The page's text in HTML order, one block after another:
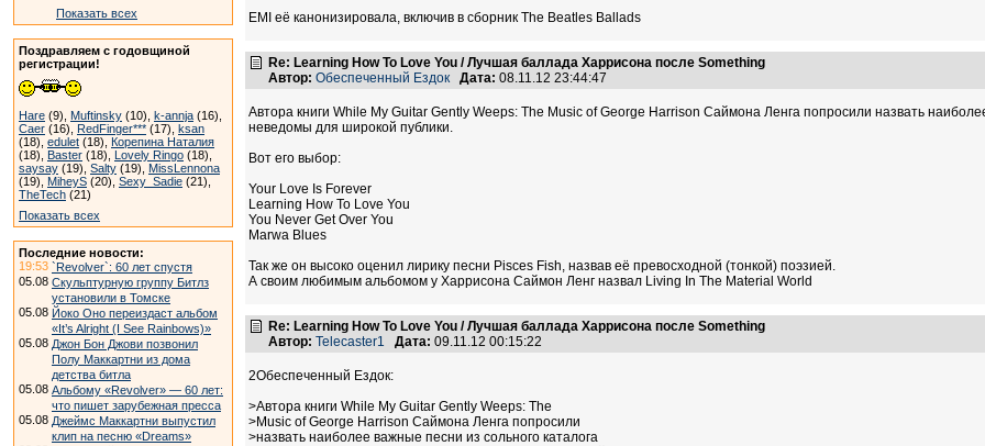
Показать всех
Поздравляем с годовщиной
регистрации!
Hare (9), Muftinsky (10), k-annja (16),
Caer (16), RedFinger*** (17), ksan
(18), edulet (18), Корепина Наталия
(18), Baster (18), Lovely Ringo (18),
saysay (19), Salty (19), MissLennona
(19), MiheyS (20), Sexy_Sadie (21),
TheTech (21)
Показать всех
Последние новости:
19:53 `Revolver`: 60 лет спустя
05.08 Скульптурную группу Битлз
установили в Томске
05.08 Йоко Оно переиздаст альбом
«It’s Alright (I See Rainbows)»
05.08 Джон Бон Джови позвонил
Полу Маккартни из дома
детства битла
05.08 Альбому «Revolver» — 60 лет:
что пишет зарубежная пресса
05.08 Джеймс Маккартни выпустил
клип на песню «Dreams»
EMI её канонизировала, включив в сборник The Beatles Ballads
Re: Learning How To Love You / Лучшая баллада Харрисона после Something
Автор: Обеспеченный Ездок Дата: 08.11.12 23:44:47
Автора книги While My Guitar Gently Weeps: The Music of George Harrison Саймона Ленга попросили назвать
неведомы для широкой публики.
Вот его выбор:
Your Love Is Forever
Learning How To Love You
You Never Get Over You
Marwa Blues
Так же он высоко оценил лирику песни Pisces Fish, назвав её превосходной (тонкой) поэзией.
А своим любимым альбомом у Харрисона Саймон Ленг назвал Living In The Material World
Re: Learning How To Love You / Лучшая баллада Харрисона после Something
Автор: Telecaster1 Дата: 09.11.12 00:15:22
2Обеспеченный Ездок:
>Автора книги While My Guitar Gently Weeps: The
>Music of George Harrison Саймона Ленга попросили
>назвать наиболее важные песни из сольного каталога